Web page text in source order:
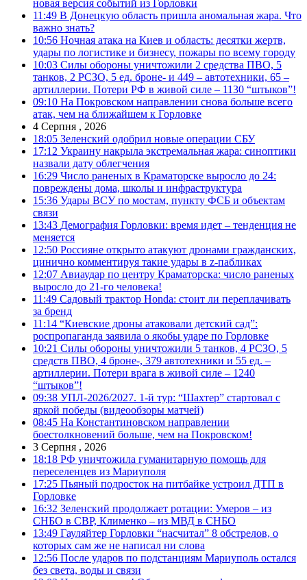
новая версия событий из Горловки
11:49 В Донецкую область пришла аномальная жара. Что
важно знать?
10:56 Ночная атака на Киев и область: десятки жертв,
удары по логистике и бизнесу, пожары по всему городу
10:03 Силы обороны уничтожили 2 средства ПВО, 5
танков, 2 РСЗО, 5 ед. броне- и 449 – автотехники, 65 –
артиллерии. Потери РФ в живой силе – 1130 “штыков”!
09:10 На Покровском направлении снова больше всего
атак, чем на ближайшем к Горловке
4 Серпня , 2026
18:05 Зеленский одобрил новые операции СБУ
17:12 Украину накрыла экстремальная жара: синоптики
назвали дату облегчения
16:29 Число раненых в Краматорске выросло до 24:
повреждены дома, школы и инфраструктура
15:36 Удары ВСУ по мостам, пункту ФСБ и объектам
связи
13:43 Демография Горловки: время идет – тенденция не
меняется
12:50 Россияне открыто атакуют дронами гражданских,
цинично комментируя такие удары в z-пабликах
12:07 Авиаудар по центру Краматорска: число раненых
выросло до 21-го человека!
11:49 Садовый трактор Honda: стоит ли переплачивать
за бренд
11:14 “Киевские дроны атаковали детский сад”:
роспропаганда заявила о якобы ударе по Горловке
10:21 Силы обороны уничтожили 5 танков, 4 РСЗО, 5
средств ПВО, 4 броне-, 379 автотехники и 55 ед. –
артиллерии. Потери врага в живой силе – 1240
“штыков”!
09:38 УПЛ-2026/2027. 1-й тур: “Шахтер” стартовал с
яркой победы (видеообзоры матчей)
08:45 На Константиновском направлении
боестолкновений больше, чем на Покровском!
3 Серпня , 2026
18:18 РФ уничтожила гуманитарную помощь для
переселенцев из Мариуполя
17:25 Пьяный подросток на питбайке устроил ДТП в
Горловке
16:32 Зеленский продолжает ротации: Умеров – из
СНБО в СВР, Клименко – из МВД в СНБО
13:49 Гауляйтер Горловки “насчитал” 8 обстрелов, о
которых сам же не написал ни слова
12:56 После ударов по подстанциям Мариуполь остался
без света, воды и связи